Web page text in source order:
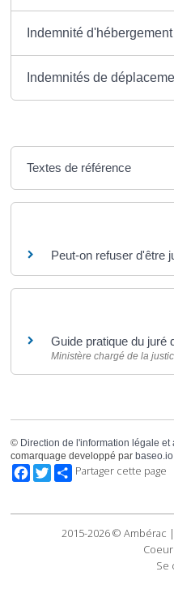
Indemnité d'hébergement
Indemnités de
Textes de référence
Peut-on refuser d'être
Guide pratique du juré
Ministère chargé de la
© Direction de l'information légale et
comarquage developpé par baseo.io
FacebookTwitterPartager cette page
2015-2026 © Ambérac
Se